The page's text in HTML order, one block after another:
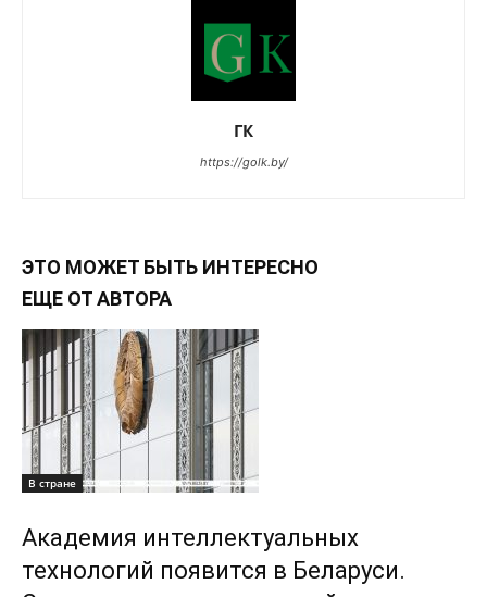
ГК
https://golk.by/
ЭТО МОЖЕТ БЫТЬ ИНТЕРЕСНО
ЕЩЕ ОТ АВТОРА
В стране
Академия интеллектуальных
технологий появится в Беларуси.